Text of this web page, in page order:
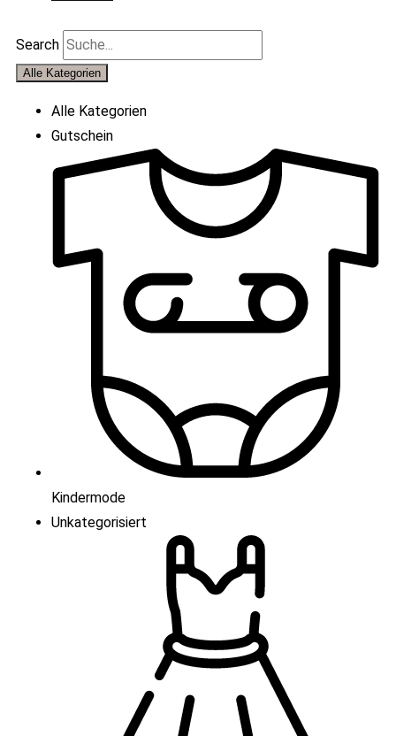
Search
Alle Kategorien
Alle Kategorien
Gutschein
Kindermode
Unkategorisiert